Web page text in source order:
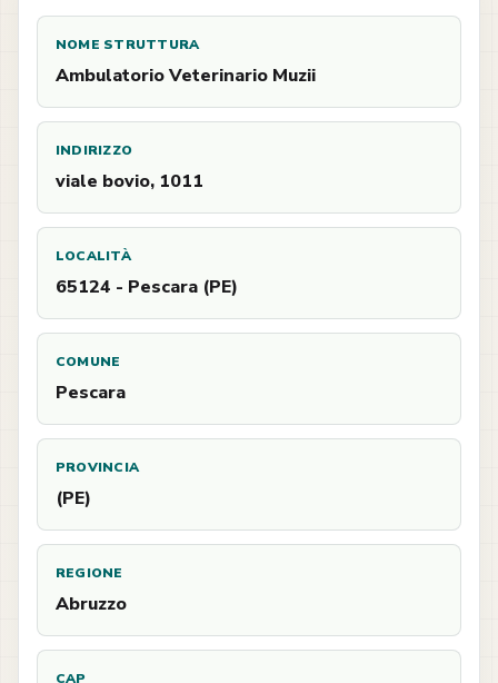
NOME STRUTTURA
Ambulatorio Veterinario Muzii
INDIRIZZO
viale bovio, 1011
LOCALITÀ
65124 - Pescara (PE)
COMUNE
Pescara
PROVINCIA
(PE)
REGIONE
Abruzzo
CAP